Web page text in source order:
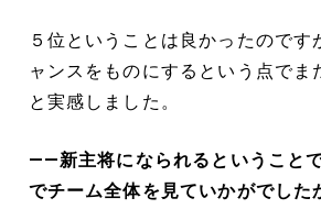
５位ということは良かったのです
ャンスをものにするという点でま
と実感しました。
――新主将になられるということ
でチーム全体を見ていかがでした